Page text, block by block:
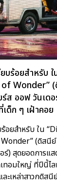
ยบร้อยสำหรับ
Wonder”
ร์ส ออฟ วันเด
ด็ก ๆ เฝ้าคอย
อยสำหรับ ใน
(ดิสนีย์
ร์) สุดยอดการแ
ทอมใหญ่ ที่ปีนี้ไล
ะเหล่าสาวกดิส